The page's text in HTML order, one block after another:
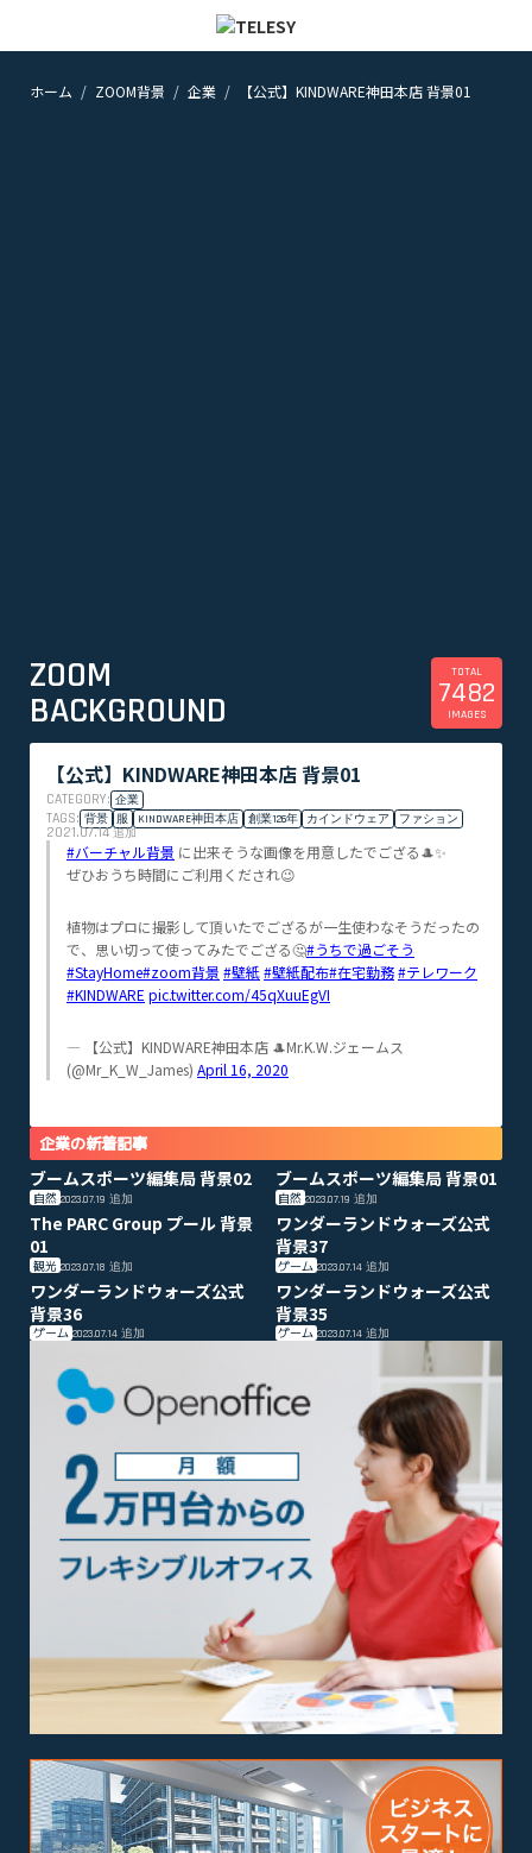
ホーム
ホーム ZOOM背景 企業 【公式】KINDWARE神田本店 背景01
ZOOM
BACKGROUND
TOTAL
7482
IMAGES
【公式】KINDWARE神田本店 背景01
CATEGORY: 企業
TAGS: 背景 服 KINDWARE神田本店 創業126年 カインドウェア ファション
2021.07.14追加
#バーチャル背景 に出来そうな画像を用意したでござる🎩✨
ぜひおうち時間にご利用くだされ😉
植物はプロに撮影して頂いたでござるが一生使わなそうだったの
で、思い切って使ってみたでござる🤔#うちで過ごそう
#StayHome#zoom背景 #壁紙#壁紙配布#在宅勤務#テレワーク
#KINDWARE pic.twitter.com/45qXuuEgVI
— 【公式】KINDWARE神田本店 🎩Mr.K.W.ジェームス
(@Mr_K_W_James) April 16, 2020
企業の新着記事
ブームスポーツ編集局 背景02
自然 2023.07.19 追加
ブームスポーツ編集局 背景01
自然 2023.07.19追加
The PARC Group プール 背景
01
観光 2023.07.18 追加
ワンダーランドウォーズ公式
背景37
ゲーム 2023.07.14追加
ワンダーランドウォーズ公式
背景36
ゲーム 2023.07.14 追加
ワンダーランドウォーズ公式
背景35
ゲーム 2023.07.14追加